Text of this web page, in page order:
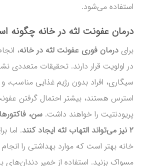
استفاده می‌شود.
درمان عفونت لثه در خانه چگونه
برای درمان فوری عفونت لثه در خانه،
در اولویت قرار دارند. تحقیقات متعددی
سیگاری، افراد بدون رژیم غذایی مناسب، و
استرس هستند، بیشتر احتمال گرفتن
پریودنتیت را خواهند داشت. سن،
۲ نیز می‌تواند التهاب لثه ایجاد کنند
. اما
خانه بهتر است که موارد بهداشتی را
مسواک بزنید. استفاده از خمیر